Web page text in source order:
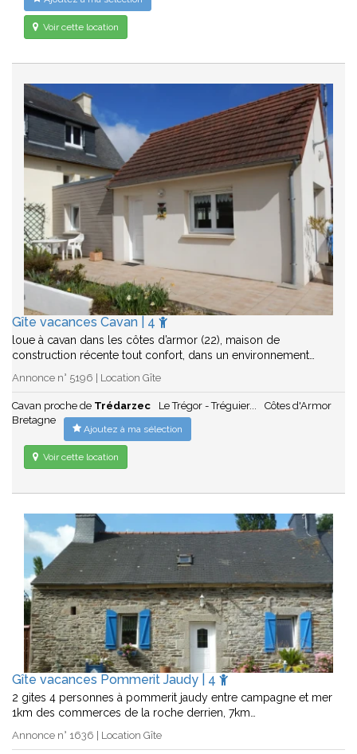
Voir cette location
Gîte vacances Cavan | 4
loue à cavan dans les côtes d’armor (22), maison de
construction récente tout confort, dans un environnement…
Annonce n° 5196 | Location Gîte
Cavan proche de Trédarzec Le Trégor - Tréguier...
Côtes d'Armor
Bretagne
Ajoutez à ma sélection
Voir cette location
Gîte vacances Pommerit Jaudy | 4
2 gites 4 personnes à pommerit jaudy entre campagne et mer
1km des commerces de la roche derrien, 7km…
Annonce n° 1636 | Location Gîte